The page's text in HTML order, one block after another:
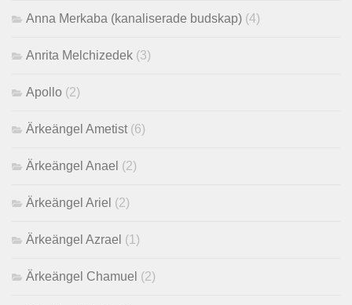
Anna Merkaba (kanaliserade budskap) (4)
Anrita Melchizedek (3)
Apollo (2)
Ärkeängel Ametist (6)
Ärkeängel Anael (2)
Ärkeängel Ariel (2)
Ärkeängel Azrael (1)
Ärkeängel Chamuel (2)